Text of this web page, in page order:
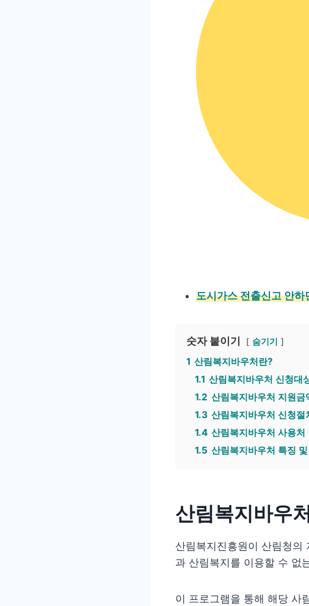
도시가스 전출신고 안
숫자 붙이기 숨기기
1 산림복지바우처란?
1.1 산림복지바우처 신청대
1.2 산림복지바우처 지원금
1.3 산림복지바우처 신청절
1.4 산림복지바우처 사용처
1.5 산림복지바우처 특징
산림복지바우
산림복지진흥원이 산림청의
과 산림복지를 이용할 수 없
이 프로그램을 통해 해당 사